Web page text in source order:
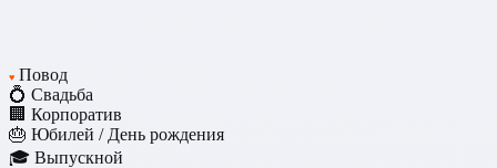
♥ Повод
💍 Свадьба
🏢 Корпоратив
🎂 Юбилей / День рождения
🎓 Выпускной